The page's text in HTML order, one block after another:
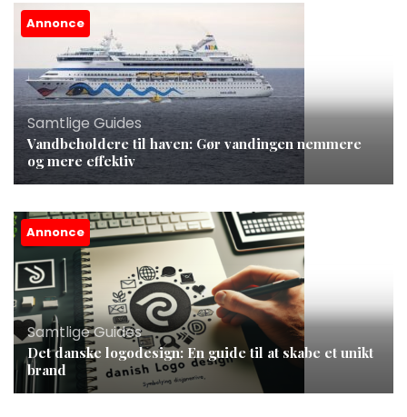
Annonce
Samtlige Guides
Vandbeholdere til haven: Gør vandingen nemmere
og mere effektiv
Annonce
Samtlige Guides
Det danske logodesign: En guide til at skabe et unikt
brand